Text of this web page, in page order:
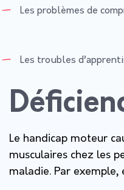
Les problèmes de
Les troubles
Le handicap moteur
musculaires chez les
maladie. Par exemple,